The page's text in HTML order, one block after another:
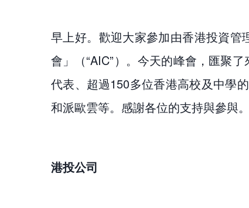
早上好。歡迎大家參加由香港投資管
會」（“AIC”）。今天的峰會，匯聚
代表、超過150多位香港高校及中學
和派歐雲等。感謝各位的支持與參與。
港投公司